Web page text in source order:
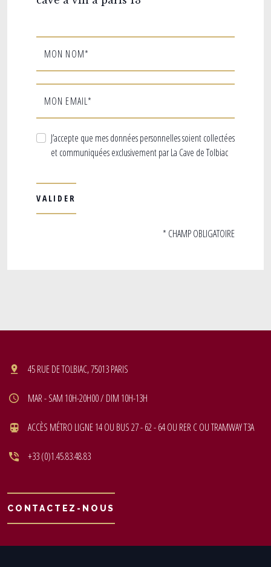
MON NOM*
MON EMAIL*
J’accepte que mes données personnelles soient collectées
et communiquées exclusivement par La Cave de Tolbiac
* CHAMP OBLIGATOIRE
45 RUE DE TOLBIAC, 75013 PARIS
MAR - SAM 10H-20H00 / DIM 10H-13H
ACCÈS MÉTRO LIGNE 14 OU BUS 27 - 62 - 64 OU RER C OU TRAMWAY T3A
+33 (0)1.45.83.48.83
CONTACTEZ-NOUS